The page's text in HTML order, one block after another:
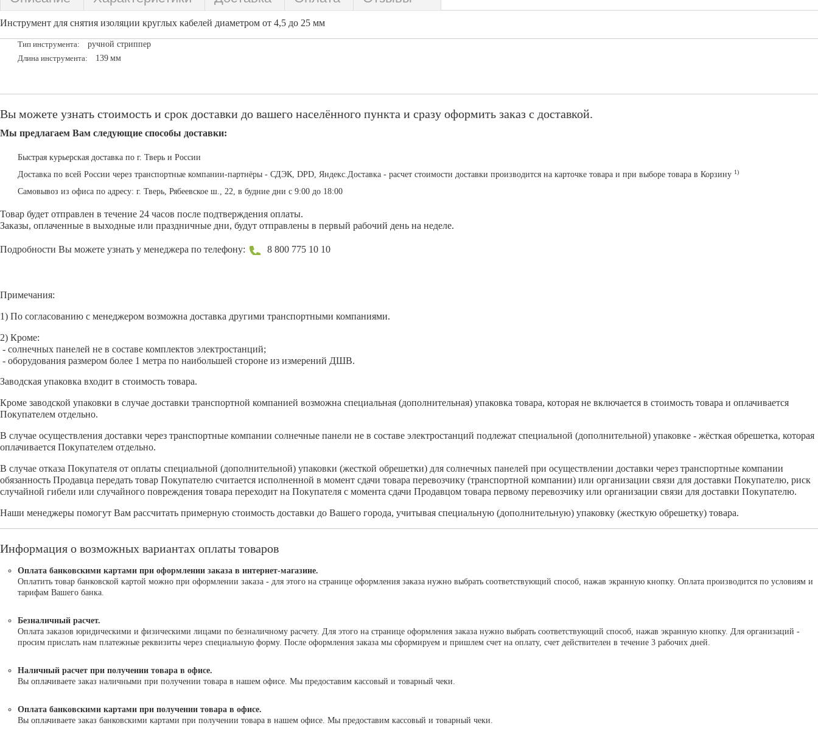
Инструмент для снятия изоляции круглых кабелей диаметром от 4,5 до 25 мм
Тип инструмента: ручной стриппер
Длина инструмента: 139 мм
Вы можете узнать стоимость и срок доставки до вашего населённого пункта и сразу оформить заказ с доставкой.
Мы предлагаем Вам следующие способы доставки:
Быстрая курьерская доставка по г. Тверь и России
Доставка по всей России через транспортные компании-партнёры - СДЭК, DPD, Яндекс.Доставка - расчет стоимости доставки производится на карточке товара и при выборе товара в Корзину 1)
Самовывоз из офиса по адресу: г. Тверь, Рябеевское ш., 22, в будние дни с 9:00 до 18:00
Товар будет отправлен в течение 24 часов после подтверждения оплаты.
Заказы, оплаченные в выходные или праздничные дни, будут отправлены в первый рабочий день на неделе.
Подробности Вы можете узнать у менеджера по телефону: 8 800 775 10 10
Примечания:
1) По согласованию с менеджером возможна доставка другими транспортными компаниями.
2) Кроме:
- солнечных панелей не в составе комплектов электростанций;
- оборудования размером более 1 метра по наибольшей стороне из измерений ДШВ.
Заводская упаковка входит в стоимость товара.
Кроме заводской упаковки в случае доставки транспортной компанией возможна специальная (дополнительная) упаковка товара, которая не включается в стоимость товара и оплачивается
Покупателем отдельно.
В случае осуществления доставки через транспортные компании солнечные панели не в составе электростанций подлежат специальной (дополнительной) упаковке - жёсткая обрешетка, которая
оплачивается Покупателем отдельно.
В случае отказа Покупателя от оплаты специальной (дополнительной) упаковки (жесткой обрешетки) для солнечных панелей при осуществлении доставки через транспортные компании
обязанность Продавца передать товар Покупателю считается исполненной в момент сдачи товара перевозчику (транспортной компании) или организации связи для доставки Покупателю, риск
случайной гибели или случайного повреждения товара переходит на Покупателя с момента сдачи Продавцом товара первому перевозчику или организации связи для доставки Покупателю.
Наши менеджеры помогут Вам рассчитать примерную стоимость доставки до Вашего города, учитывая специальную (дополнительную) упаковку (жесткую обрешетку) товара.
Информация о возможных вариантах оплаты товаров
Оплата банковскими картами при оформлении заказа в интернет-магазине.
Оплатить товар банковской картой можно при оформлении заказа - для этого на странице оформления заказа нужно выбрать соответствующий способ, нажав экранную кнопку. Оплата производится по условиям и
тарифам Вашего банка.
Безналичный расчет.
Оплата заказов юридическими и физическими лицами по безналичному расчету. Для этого на странице оформления заказа нужно выбрать соответствующий способ, нажав экранную кнопку. Для организаций -
просим прислать нам платежные реквизиты через специальную форму. После оформления заказа мы сформируем и пришлем счет на оплату, счет действителен в течение 3 рабочих дней.
Наличный расчет при получении товара в офисе.
Вы оплачиваете заказ наличными при получении товара в нашем офисе. Мы предоставим кассовый и товарный чеки.
Оплата банковскими картами при получении товара в офисе.
Вы оплачиваете заказ банковскими картами при получении товара в нашем офисе. Мы предоставим кассовый и товарный чеки.